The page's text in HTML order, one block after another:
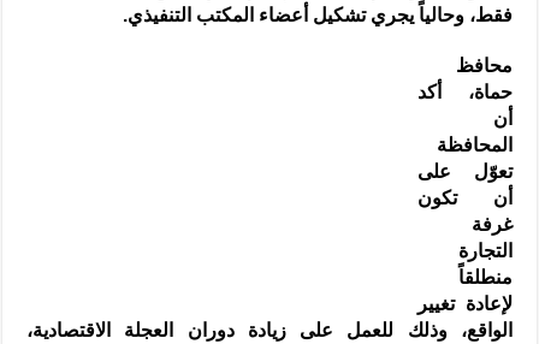
فقط، وحالياً يجري تشكيل أعضاء المكتب التنفيذي.
محافظ
حماة، أكد
أن
المحافظة
تعوّل على
أن تكون
غرفة
التجارة
منطلقاً
لإعادة تغيير
الواقع، وذلك للعمل على زيادة دوران العجلة الاقتصادية،